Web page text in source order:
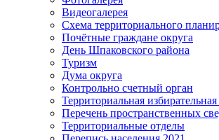
Видеогалерея
Схема территориального
Почётные граждане округа
День Шпаковского района
Туризм
Дума округа
Контрольно счетный орган
Территориальная
Перечень пространственных
Территориальные отделы